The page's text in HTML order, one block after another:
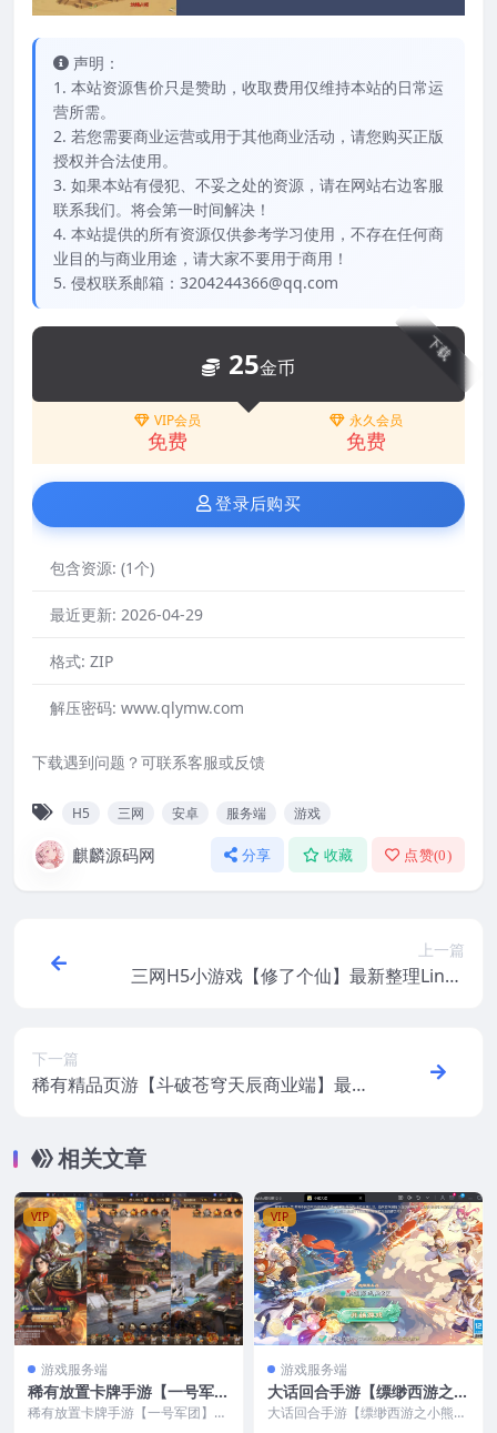
声明：
1. 本站资源售价只是赞助，收取费用仅维持本站的日常运
营所需。
2. 若您需要商业运营或用于其他商业活动，请您购买正版
授权并合法使用。
3. 如果本站有侵犯、不妥之处的资源，请在网站右边客服
联系我们。将会第一时间解决！
4. 本站提供的所有资源仅供参考学习使用，不存在任何商
业目的与商业用途，请大家不要用于商用！
5. 侵权联系邮箱：3204244366@qq.com
下载
25金币
VIP会员
免费
永久会员
免费
登录后购买
包含资源: (1个)
最近更新: 2026-04-29
格式: ZIP
解压密码: www.qlymw.com
下载遇到问题？可联系客服或反馈
H5 三网 安卓 服务端 游戏
麒麟源码网 分享 收藏 点赞(0)
上一篇
三网H5小游戏【修了个仙】最新整理Linux
下一篇
稀有精品页游【斗破苍穹天辰商业端】最新
相关文章
VIP
游戏服务端
稀有放置卡牌手游【一号军
团】最新整理CentOS手工服
稀有放置卡牌手游【一号军团】最
VIP
游戏服务端
大话回合手游【缥缈西游之小
熊定制完整多区修复版】最新
大话回合手游【缥缈西游之小熊定